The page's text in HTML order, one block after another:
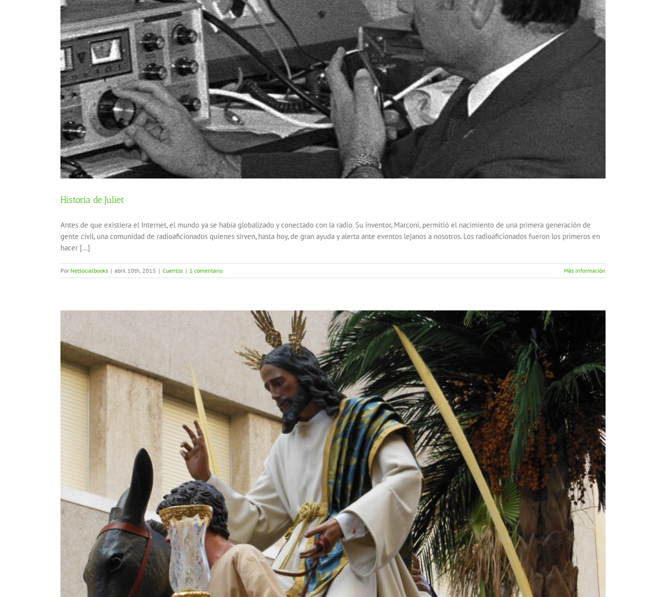
Historia de Juliet
Antes de que existiera el Internet, el mundo ya se había globalizado y conectado con la radio. Su inventor, Marconi, permitió el nacimiento de una primera generación de
gente civil, una comunidad de radioaficionados quienes sirven, hasta hoy, de gran ayuda y alerta ante eventos lejanos a nosotros. Los radioaficionados fueron los primeros en
hacer [...]
Por Netsocialbooks | abril 10th, 2015 | Cuentos | 1 comentario Más información